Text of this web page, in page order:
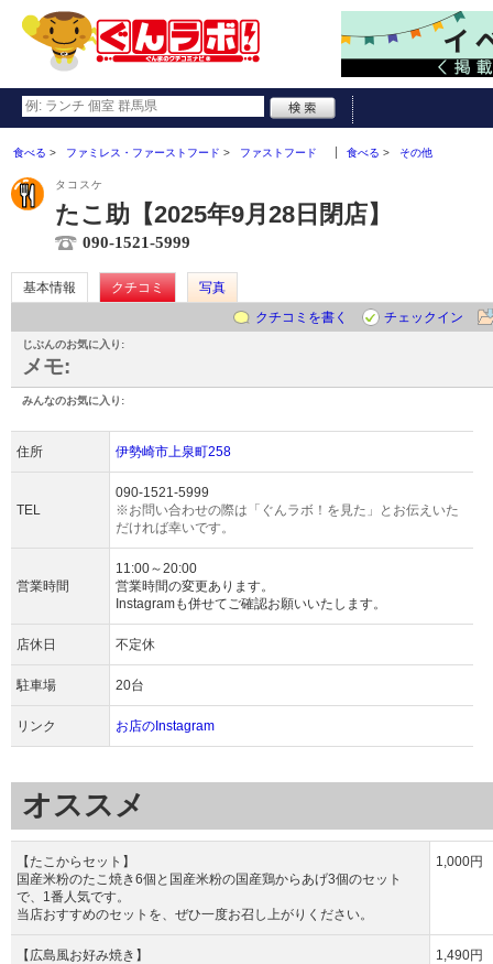
食べる ファミレス・ファーストフード ファストフード 食べる その他
タコスケ
たこ助【2025年9月28日閉店】
090-1521-5999
基本情報 クチコミ
写真
クチコミを書く
チェックイン
じぶんのお気に入り:
メモ:
みんなのお気に入り:
住所 伊勢崎市上泉町258
TEL
090-1521-5999
※お問い合わせの際は「ぐんラボ！を見た」とお伝えいた
だければ幸いです。
営業時間
11:00～20:00
営業時間の変更あります。
Instagramも併せてご確認お願いいたします。
店休日 不定休
駐車場 20台
リンク お店のInstagram
オススメ
【たこからセット】
国産米粉のたこ焼き6個と国産米粉の国産鶏からあげ3個のセット
で、1番人気です。
当店おすすめのセットを、ぜひ一度お召し上がりください。
1,000円
【広島風お好み焼き】
1,490円